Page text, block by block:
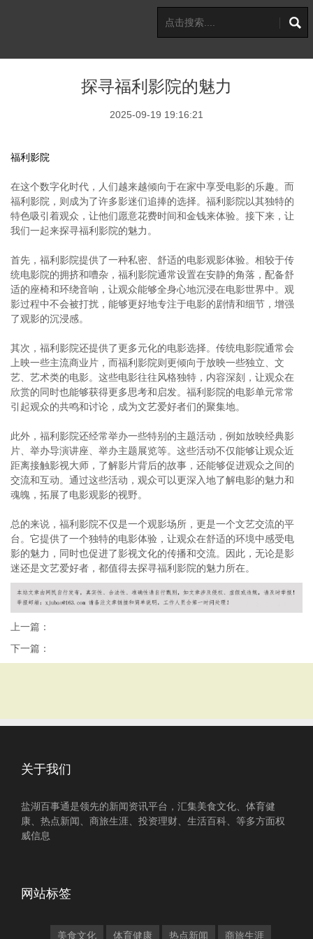
探寻福利影院的魅力
2025-09-19 19:16:21
福利影院
在这个数字化时代，人们越来越倾向于在家中享受电影的乐趣。而
福利影院，则成为了许多影迷们追捧的选择。福利影院以其独特的
特色吸引着观众，让他们愿意花费时间和金钱来体验。接下来，让
我们一起来探寻福利影院的魅力。
首先，福利影院提供了一种私密、舒适的电影观影体验。相较于传
统电影院的拥挤和嘈杂，福利影院通常设置在安静的角落，配备舒
适的座椅和环绕音响，让观众能够全身心地沉浸在电影世界中。观
影过程中不会被打扰，能够更好地专注于电影的剧情和细节，增强
了观影的沉浸感。
其次，福利影院还提供了更多元化的电影选择。传统电影院通常会
上映一些主流商业片，而福利影院则更倾向于放映一些独立、文
艺、艺术类的电影。这些电影往往风格独特，内容深刻，让观众在
欣赏的同时也能够获得更多思考和启发。福利影院的电影单元常常
引起观众的共鸣和讨论，成为文艺爱好者们的聚集地。
此外，福利影院还经常举办一些特别的主题活动，例如放映经典影
片、举办导演讲座、举办主题展览等。这些活动不仅能够让观众近
距离接触影视大师，了解影片背后的故事，还能够促进观众之间的
交流和互动。通过这些活动，观众可以更深入地了解电影的魅力和
魂魄，拓展了电影观影的视野。
总的来说，福利影院不仅是一个观影场所，更是一个文艺交流的平
台。它提供了一个独特的电影体验，让观众在舒适的环境中感受电
影的魅力，同时也促进了影视文化的传播和交流。因此，无论是影
迷还是文艺爱好者，都值得去探寻福利影院的魅力所在。
上一篇：
下一篇：
关于我们
盐湖百事通是领先的新闻资讯平台，汇集美食文化、体育健
康、热点新闻、商旅生涯、投资理财、生活百科、等多方面权
威信息
网站标签
美食文化 体育健康 热点新闻 商旅生涯